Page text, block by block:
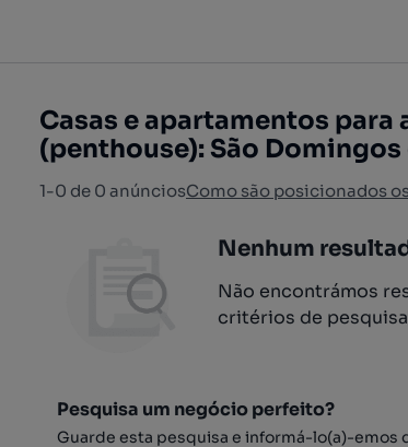
Casas e apartamentos para
(penthouse): São
1-0 de 0 anúnciosComo são posicionados
Nenhum
Não encontrámos
critérios de
Pesquisa um negócio perfeito?
Guarde esta pesquisa e informá-lo(a)-emos